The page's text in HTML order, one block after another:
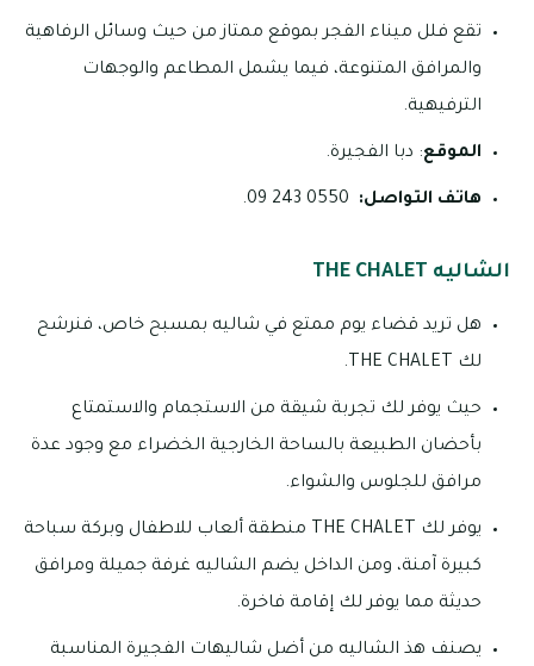
تقع فلل ميناء الفجر بموقع ممتاز من حيث وسائل الرفاهية
والمرافق المتنوعة، فيما يشمل المطاعم والوجهات
الترفيهية.
الموقع: دبا الفجيرة.
هاتف التواصل:
الشاليه THE CHALET
هل تريد قضاء يوم ممتع في شاليه بمسبح خاص، فنرشح
لك THE CHALET.
حيث يوفر لك تجربة شيقة من الاستجمام والاستمتاع
بأحضان الطبيعة بالساحة الخارجية الخضراء مع وجود عدة
مرافق للجلوس والشواء.
يوفر لك THE CHALET منطقة ألعاب للاطفال وبركة سباحة
كبيرة آمنة، ومن الداخل يضم الشاليه غرفة جميلة ومرافق
حديثة مما يوفر لك إقامة فاخرة.
يصنف هذ الشاليه من أضل شاليهات الفجيرة المناسبة